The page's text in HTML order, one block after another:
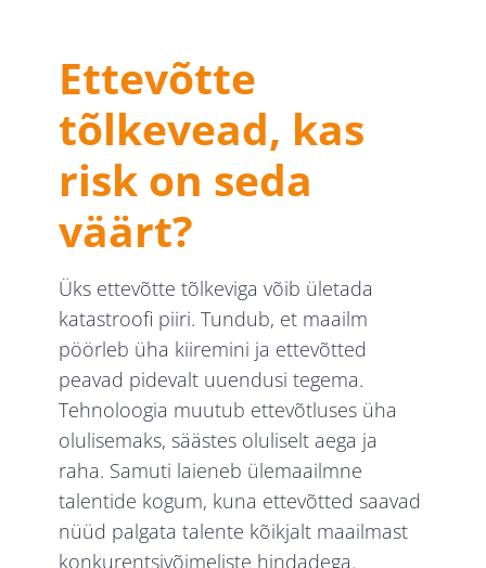
Ettevõtte
tõlkevead, kas
risk on seda
väärt?
Üks ettevõtte tõlkeviga võib ületada
katastroofi piiri. Tundub, et maailm
pöörleb üha kiiremini ja ettevõtted
peavad pidevalt uuendusi tegema.
Tehnoloogia muutub ettevõtluses üha
olulisemaks, säästes oluliselt aega ja
raha. Samuti laieneb ülemaailmne
talentide kogum, kuna ettevõtted saavad
nüüd palgata talente kõikjalt maailmast
konkurentsivõimeliste hindadega.